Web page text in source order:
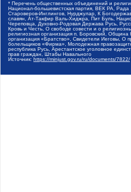
* Перечень общественных объединений и
Национал-большевистская партия, ВЕК РА,
Староверов-Инглингов, Нурджулар, К
славян, Ат-Такфир Валь-Хиджра, Пит Буль,
Череповца, Духовно-Родовая Держава Русь,
Кровь и Честь, О свободе совести и о
религиозная организация п. Боровский, Община
организация «Братство», Свидетели Иеговы, О
болельщиков «Фирма», Молодежная
республика Русь, Арестантское уголовное
прав граждан, Штабы Навального
Источник: https://minjust.gov.ru/ru/documents/7822/